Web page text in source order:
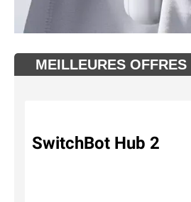
MEILLEURES OFFRES
SwitchBot Hub 2